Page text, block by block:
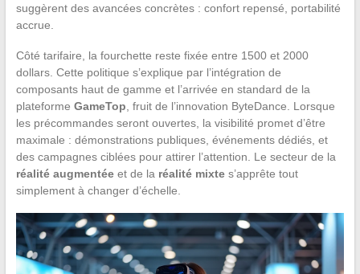
suggèrent des avancées concrètes : confort repensé, portabilité
accrue.
Côté tarifaire, la fourchette reste fixée entre 1500 et 2000
dollars. Cette politique s’explique par l’intégration de
composants haut de gamme et l’arrivée en standard de la
plateforme GameTop , fruit de l’innovation ByteDance. Lorsque
les précommandes seront ouvertes, la visibilité promet d’être
maximale : démonstrations publiques, événements dédiés, et
des campagnes ciblées pour attirer l’attention. Le secteur de la
réalité augmentéeet de la réalité mixtes’apprête tout
simplement à changer d’échelle.